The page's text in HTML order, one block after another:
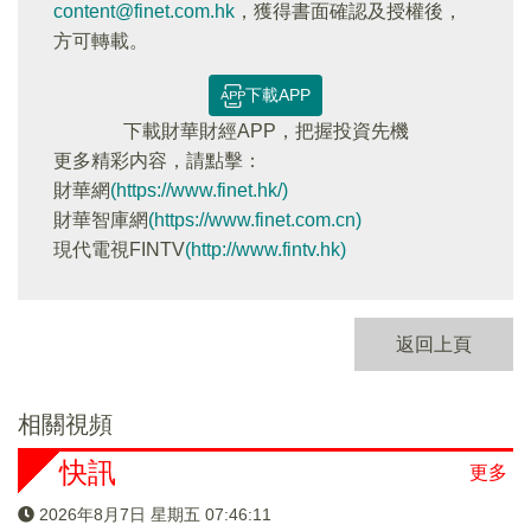
content@finet.com.hk ，獲得書面確認及授權後，
方可轉載。
下載APP
下載財華財經APP，把握投資先機
更多精彩内容，請點擊：
財華網(https://www.finet.hk/)
財華智庫網(https://www.finet.com.cn)
現代電視FINTV(http://www.fintv.hk)
返回上頁
相關視頻
更多
快訊
2026年8月7日 星期五 07:46:11